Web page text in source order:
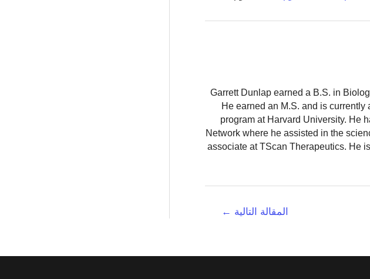
Garrett Dunlap earned a B.S. in
He earned an M.S. and is
program at Harvard University. He
Network where he assisted in the
associate at TScan Therapeutics. He
المقالة التالية ←